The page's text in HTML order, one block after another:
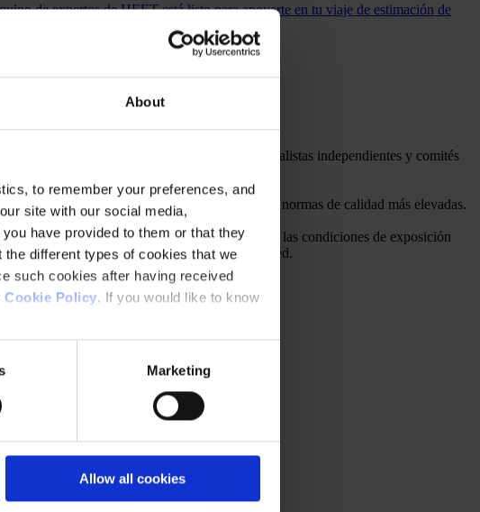
About
to remember your preferences, and
site with our social media,
have provided to them or that they
different types of cookies that we
such cookies after having received
Cookie Policy. If you would like to know
Marketing
Allow all cookies
de expertos de HEET está listo para apoyarte en tu viaje de estimación de
tanto en nuestros laboratorios como por especialistas independientes y comités
necesarios de certificación y calidad.
garantizar que nuestros productos cumplen las normas de calidad más elevadas.
su sistema de revestimiento y ajustarse a las condiciones de exposición
factores y por eso nos adaptamos a usted.